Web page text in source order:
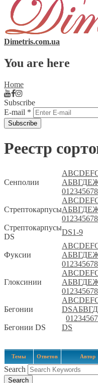
Dimetris.com.ua
You are here
Home
Subscribe
E-mail *
Реестр
Сенполии
ABCDEF
АБВГДЕ
01 2345678
Стрептокарпусы
ABCDEF
АБВГДЕ
01 2345678
Стрептокарпусы
DS
DS1-9
Фуксии
ABCDEF
АБВГДЕ
01 2345678
Глоксинии
ABCDEF
АБВГДЕ
01 2345678
Бегонии
ABCDEF
DSАБВГД
01 234567
Бегонии DS
DS
Темы Ответов Автор
Search